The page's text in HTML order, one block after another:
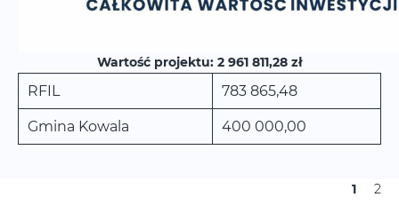
Wartość projektu: 2 961 811,28 zł
RFIL 783 865,48
Gmina Kowala 400 000,00
1 2